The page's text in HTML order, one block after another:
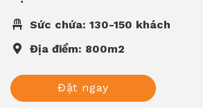
Sức chứa: 130-150 khách
Địa điểm: 800m2
Đặt ngay